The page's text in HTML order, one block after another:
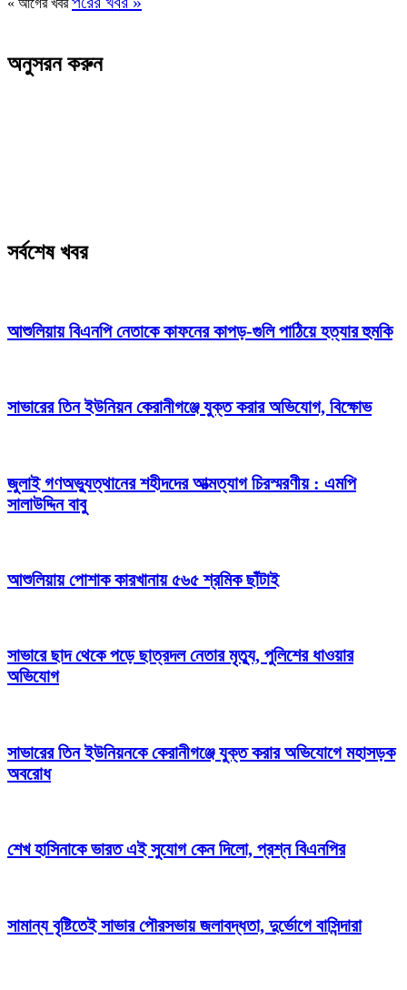
« আগের খবর
অনুসরন করুন
সর্বশেষ খবর
আশুলিয়ায় বিএনপি নেতাকে কাফনের কাপড়-গুলি পাঠিয়ে হত্যার হুমকি
সাভারের তিন ইউনিয়ন কেরানীগঞ্জে যুক্ত করার অভিযোগ, বিক্ষোভ
জুলাই গণঅভ্যুত্থানের শহীদদের আত্মত্যাগ চিরস্মরণীয় : এমপি
সালাউদ্দিন বাবু
আশুলিয়ায় পোশাক কারখানায় ৫৬৫ শ্রমিক ছাঁটাই
সাভারে ছাদ থেকে পড়ে ছাত্রদল নেতার মৃত্যু, পুলিশের ধাওয়ার
অভিযোগ
সাভারের তিন ইউনিয়নকে কেরানীগঞ্জে যুক্ত করার অভিযোগে মহাসড়ক
অবরোধ
শেখ হাসিনাকে ভারত এই সুযোগ কেন দিলো, প্রশ্ন বিএনপির
সামান্য বৃষ্টিতেই সাভার পৌরসভায় জলাবদ্ধতা, দুর্ভোগে বাসিন্দারা